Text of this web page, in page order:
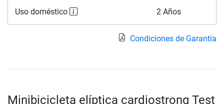
Uso doméstico 2 Años
Condiciones de Garantía
Minibicicleta elíptica cardiostrong Test